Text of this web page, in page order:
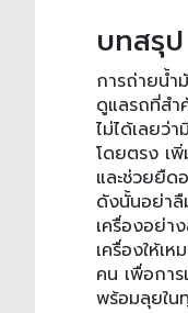
บทสรุป
การถ่ายน้ำ
ดูแลรถที่สำ
ไม่ได้เลยว่
โดยตรง เ
และช่วยยืด
ดังนั้นอย่าลื
เครื่องอย่า
เครื่องให้เ
คน เพื่อกา
พร้อมลุยใน